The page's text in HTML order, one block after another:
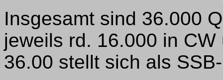
Insgesamt sind 36.000
jeweils rd. 16.000 in
36.00 stellt sich als